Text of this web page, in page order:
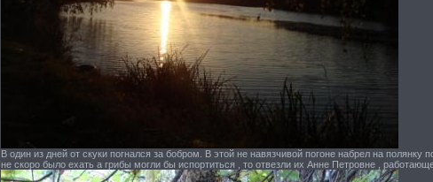
В один из дней от скуки погнался за бобром. В этой не навязчивой погоне набрел на
не скоро было ехать а грибы могли бы испортиться , то отвезли их Анне Петровне ,